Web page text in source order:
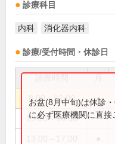
診療科目
内科 消化器内科
診療/受付時間・休診日
8:00～12:00 ●
13:00～16:00
お盆(8月中旬)は休診
に必ず医療機関に直接